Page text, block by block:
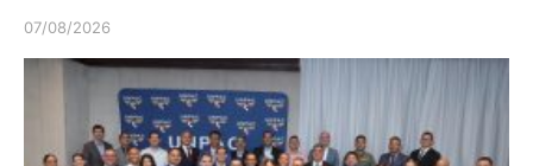
07/08/2026